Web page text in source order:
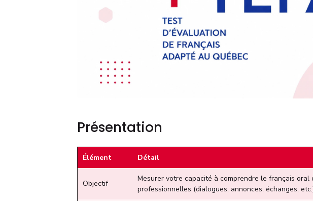
Présentation
Élément Détail
Objectif
Mesurer votre capacité à comprendre le français
professionnelles (dialogues, annonces, échanges,